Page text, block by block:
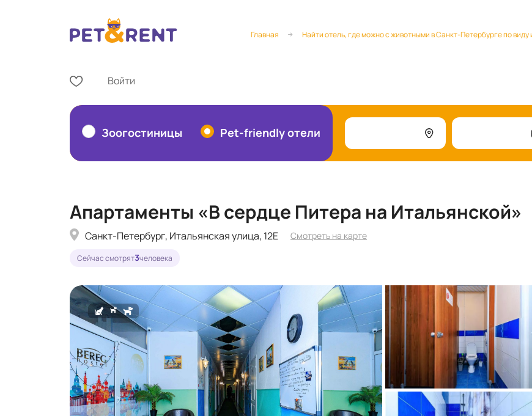
Главная Найти отель, где можно с животными в Санкт-Петербурге по виду
Войти
Зоогостиницы Pet-friendly отели
Апартаменты «В сердце Питера на Итальянской»
Санкт-Петербург, Итальянская улица, 12Е Смотреть на карте
Сейчас смотрят3человека